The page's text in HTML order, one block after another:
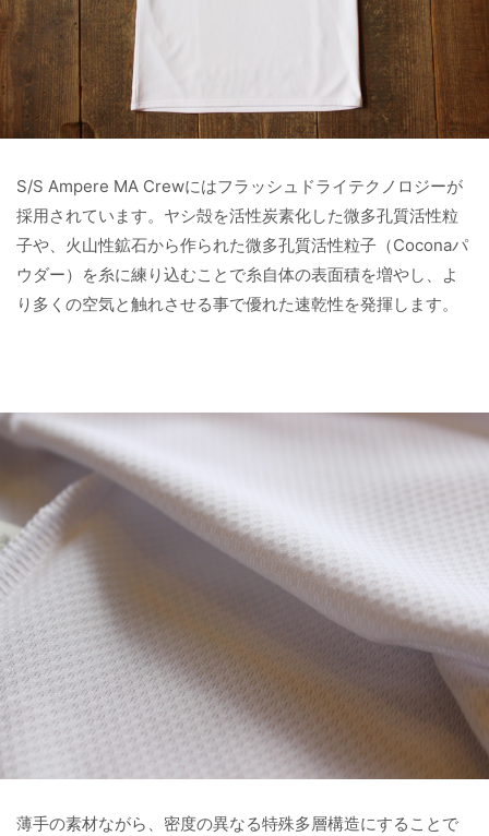
S/S Ampere MA Crewにはフラッシュドライテクノロジーが
採用されています。ヤシ殻を活性炭素化した微多孔質活性粒
子や、火山性鉱石から作られた微多孔質活性粒子（Coconaパ
ウダー）を糸に練り込むことで糸自体の表面積を増やし、よ
り多くの空気と触れさせる事で優れた速乾性を発揮します。
薄手の素材ながら、密度の異なる特殊多層構造にすることで